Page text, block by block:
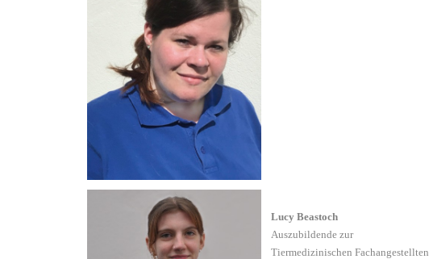
Lucy Beastoch
Auszubildende zur
Tiermedizinischen Fachangestellten